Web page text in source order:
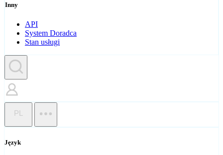
Inny
API
System Doradca
Stan usługi
PL
Język